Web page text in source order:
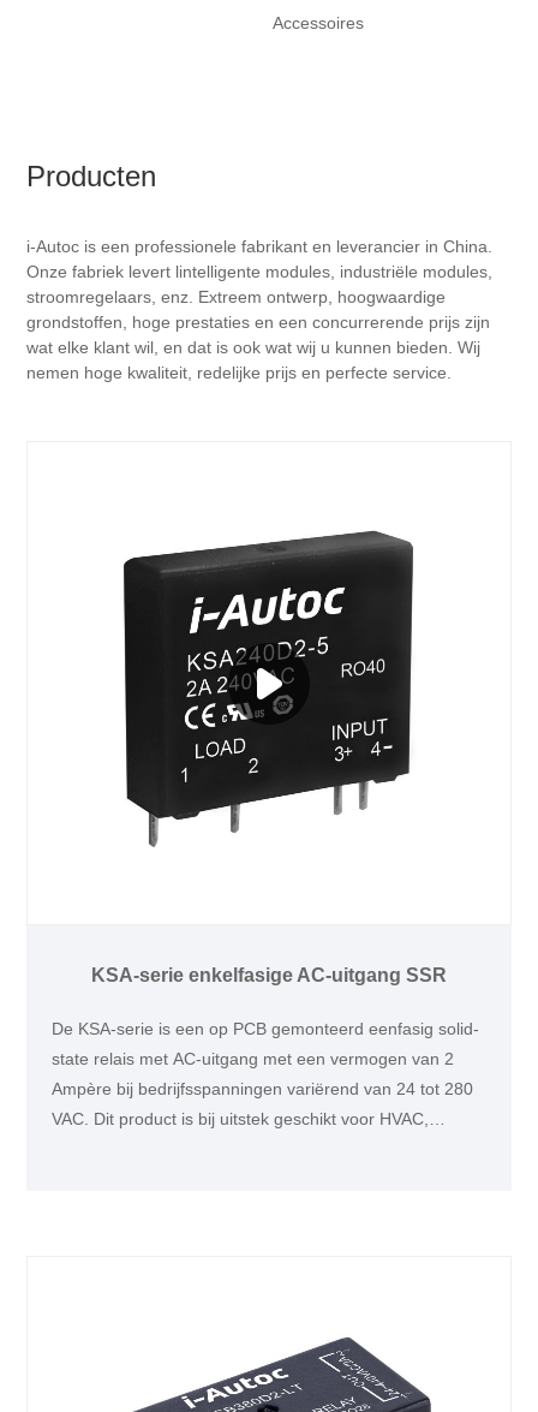
Accessoires
Producten
i-Autoc is een professionele fabrikant en leverancier in China.
Onze fabriek levert lintelligente modules, industriële modules,
stroomregelaars, enz. Extreem ontwerp, hoogwaardige
grondstoffen, hoge prestaties en een concurrerende prijs zijn
wat elke klant wil, en dat is ook wat wij u kunnen bieden. Wij
nemen hoge kwaliteit, redelijke prijs en perfecte service.
KSA-serie enkelfasige AC-uitgang SSR
De KSA-serie is een op PCB gemonteerd eenfasig solid-
state relais met AC-uitgang met een vermogen van 2
Ampère bij bedrijfsspanningen variërend van 24 tot 280
VAC. Dit product is bij uitstek geschikt voor HVAC,